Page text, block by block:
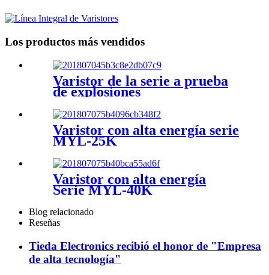
Los productos más vendidos
Varistor de la serie a prueba
de explosiones
Varistor con alta energía serie
MYL-25K
Varistor con alta energía
Serie MYL-40K
Blog relacionado
Reseñas
Tieda Electronics recibió el honor de "Empresa
de alta tecnología"